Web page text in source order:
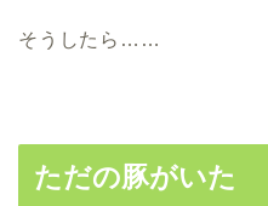
そうしたら……
ただの豚がいた